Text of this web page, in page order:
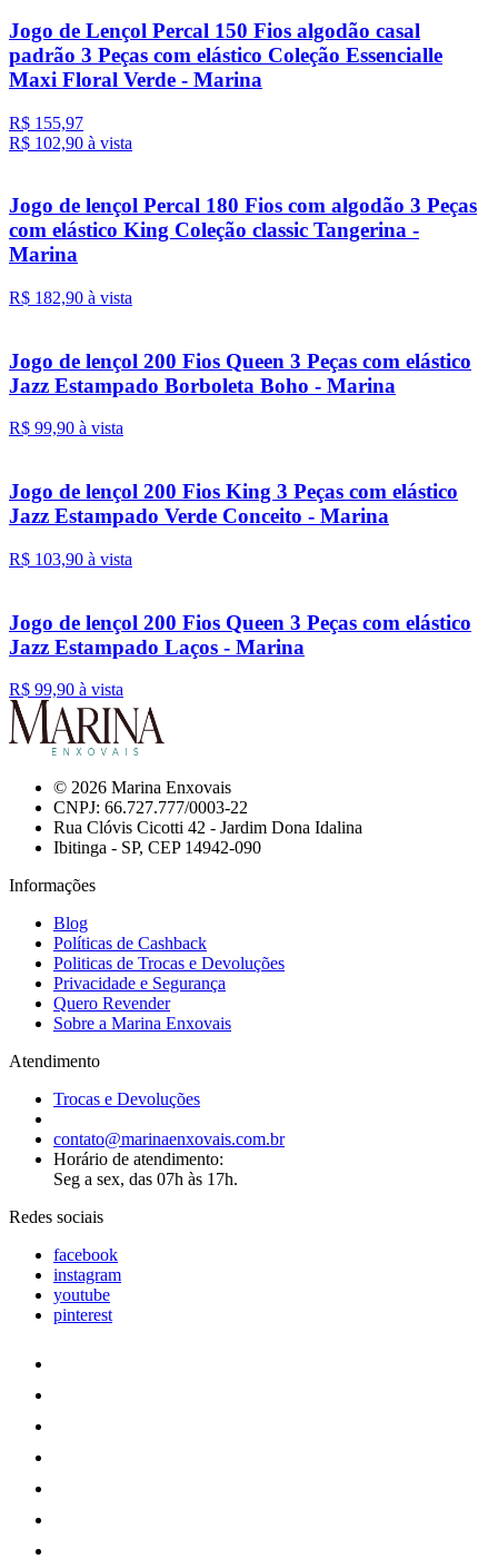
Jogo de Lençol Percal 150 Fios algodão casal
padrão 3 Peças com elástico Coleção Essencialle
Maxi Floral Verde - Marina
R$ 155,97
R$ 102,90 à vista
Jogo de lençol Percal 180 Fios com algodão 3 Peças
com elástico King Coleção classic Tangerina -
Marina
R$ 182,90 à vista
Jogo de lençol 200 Fios Queen 3 Peças com elástico
Jazz Estampado Borboleta Boho - Marina
R$ 99,90 à vista
Jogo de lençol 200 Fios King 3 Peças com elástico
Jazz Estampado Verde Conceito - Marina
R$ 103,90 à vista
Jogo de lençol 200 Fios Queen 3 Peças com elástico
Jazz Estampado Laços - Marina
R$ 99,90 à vista
© 2026 Marina Enxovais
CNPJ: 66.727.777/0003-22
Rua Clóvis Cicotti 42 - Jardim Dona Idalina
Ibitinga - SP, CEP 14942-090
Informações
Blog
Políticas de Cashback
Politicas de Trocas e Devoluções
Privacidade e Segurança
Quero Revender
Sobre a Marina Enxovais
Atendimento
Trocas e Devoluções
contato@marinaenxovais.com.br
Horário de atendimento:
Seg a sex, das 07h às 17h.
Redes sociais
facebook
instagram
youtube
pinterest